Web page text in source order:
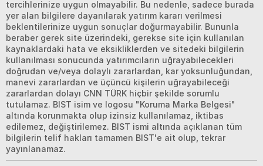
tercihlerinize uygun olmayabilir. Bu nedenle, sadece burada
yer alan bilgilere dayanılarak yatırım kararı verilmesi
beklentilerinize uygun sonuçlar doğurmayabilir. Bununla
beraber gerek site üzerindeki, gerekse site için kullanılan
kaynaklardaki hata ve eksikliklerden ve sitedeki bilgilerin
kullanılması sonucunda yatırımcıların uğrayabilecekleri
doğrudan ve/veya dolaylı zararlardan, kar yoksunluğundan,
manevi zararlardan ve üçüncü kişilerin uğrayabileceği
zararlardan dolayı CNN TÜRK hiçbir şekilde sorumlu
tutulamaz. BIST isim ve logosu "Koruma Marka Belgesi"
altında korunmakta olup izinsiz kullanılamaz, iktibas
edilemez, değiştirilemez. BIST ismi altında açıklanan tüm
bilgilerin telif hakları tamamen BIST'e ait olup, tekrar
yayınlanamaz.